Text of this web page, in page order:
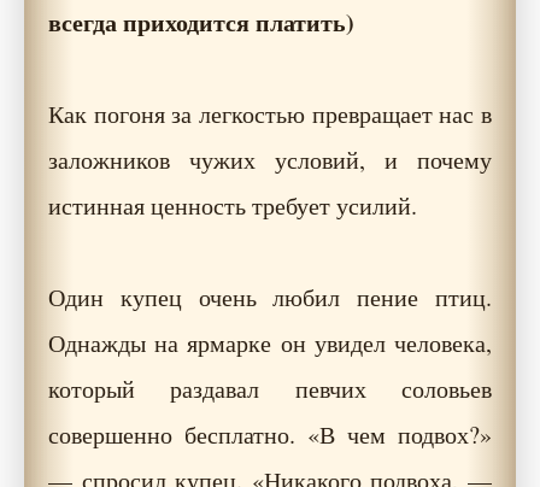
всегда приходится платить)
Как погоня за легкостью превращает нас в
заложников чужих условий, и почему
истинная ценность требует усилий.
Один купец очень любил пение птиц.
Однажды на ярмарке он увидел человека,
который раздавал певчих соловьев
совершенно бесплатно. «В чем подвох?»
— спросил купец. «Никакого подвоха, —